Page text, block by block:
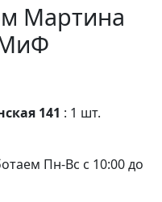
Мартина
141 : 1 шт.
Пн-Вс с 10:00 до